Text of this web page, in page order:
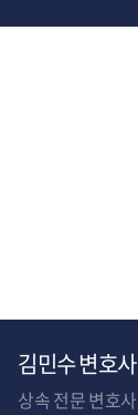
김민수 변호사
상속 전문 변호사